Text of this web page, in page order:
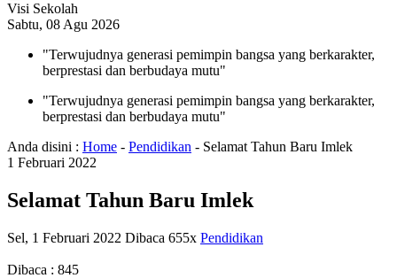
Visi Sekolah
Sabtu, 08 Agu 2026
"Terwujudnya generasi pemimpin bangsa yang berkarakter,
berprestasi dan berbudaya mutu"
"Terwujudnya generasi pemimpin bangsa yang berkarakter,
berprestasi dan berbudaya mutu"
Anda disini : Home - Pendidikan - Selamat Tahun Baru Imlek
1 Februari 2022
Selamat Tahun Baru Imlek
Sel, 1 Februari 2022 Dibaca 655x Pendidikan
Dibaca : 845